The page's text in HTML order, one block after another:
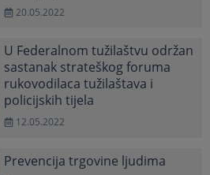
20.05.2022
U Federalnom tužilaštvu održan
sastanak strateškog foruma
rukovodilaca tužilaštava i
policijskih tijela
12.05.2022
Prevencija trgovine ljudima